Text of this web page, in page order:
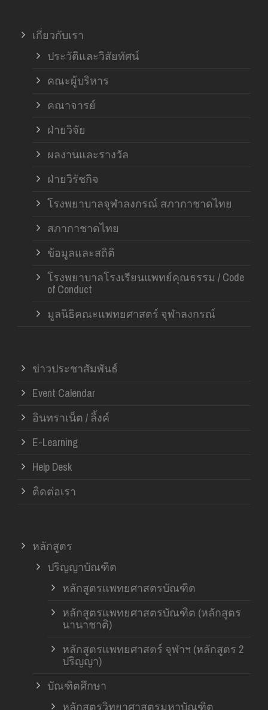
เกี่ยวกับเรา
ประวัติและวิสัยทัศน์
คณะผู้บริหาร
คณาจารย์
ฝ่ายวิจัย
ผลงานและรางวัล
ฝ่ายวิรัชกิจ
โรงพยาบาลจุฬาลงกรณ์ สภากาชาดไทย
สภากาชาดไทย
ข้อมูลและสถิติ
โรงพยาบาลโรงเรียนแพทย์คุณธรรม / Code
of Conduct
มูลนิธิคณะแพทยศาสตร์ จุฬาลงกรณ์
ข่าวประชาสัมพันธ์
Event Calendar
อินทราเน็ต / ลิ้งค์
E-Learning
Help Desk
ติดต่อเรา
หลักสูตร
ปริญญาบัณฑิต
หลักสูตรแพทยศาสตรบัณฑิต
หลักสูตรแพทยศาสตรบัณฑิต (หลักสูตร
นานาชาติ)
หลักสูตรแพทยศาสตร์ จุฬาฯ (หลักสูตร 2
ปริญญา)
บัณฑิตศึกษา
หลักสูตรวิทยาศาสตรมหาบัณฑิต